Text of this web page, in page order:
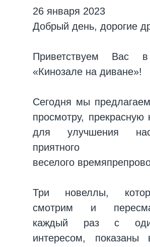
26 января 2023
Добрый день, дорогие
Приветствуем Вас
«Кинозале на диване»!
Сегодня мы
просмотру, прекрасную
для улучшения
веселого
Три новеллы,
смотрим и
каждый раз с
интересом,